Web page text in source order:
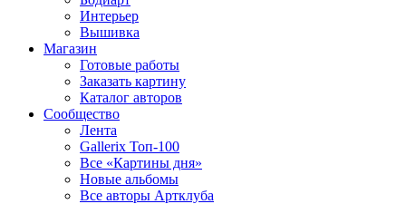
Интерьер
Вышивка
Магазин
Готовые работы
Заказать картину
Каталог авторов
Сообщество
Лента
Gallerix Топ-100
Все «Картины дня»
Новые альбомы
Все авторы Артклуба